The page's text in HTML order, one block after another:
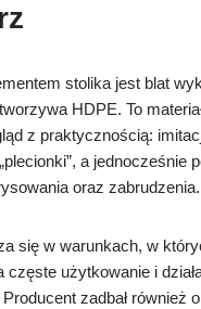
stolika jest blat
HDPE. To
z praktycznością:
a jednocześnie
oraz zabrudzenia.
się w warunkach, w
częste użytkowanie i
zadbał również